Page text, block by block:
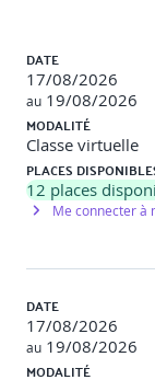
Savoir intégrer
Travaux pratiques
Objectif: Mettre
outils de build.
application
et
binding) et des
DATE
17/08/2026
au 19/08/2026
MODALITÉ
Classe virtuelle
PLACES
12 places
Me connecter à
DATE
17/08/2026
au 19/08/2026
MODALITÉ